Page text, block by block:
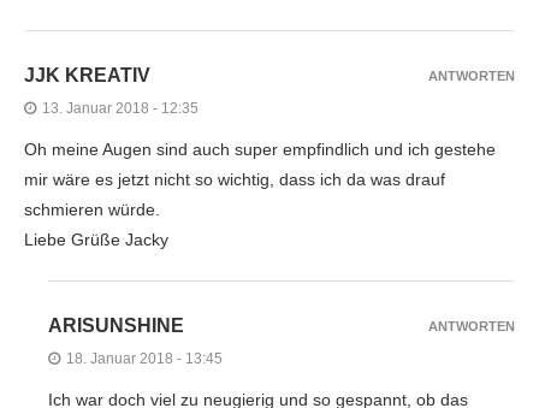
JJK KREATIV
13. Januar 2018 - 12:35
Oh meine Augen sind auch super empfindlich und ich gestehe
mir wäre es jetzt nicht so wichtig, dass ich da was drauf
schmieren würde.
Liebe Grüße Jacky
ANTWORTEN
ARISUNSHINE
18. Januar 2018 - 13:45
Ich war doch viel zu neugierig und so gespannt, ob das
ANTWORTEN